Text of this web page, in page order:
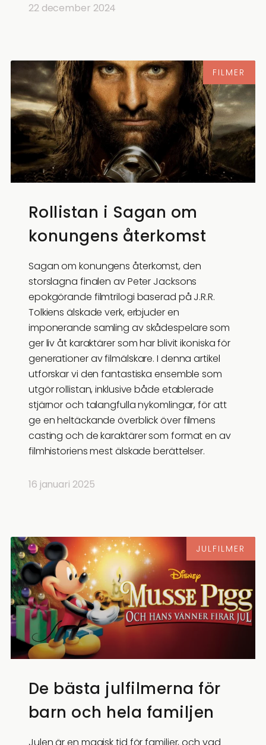
22 december 2024
FILMER
Rollistan i Sagan om
konungens återkomst
Sagan om konungens återkomst, den
storslagna finalen av Peter Jacksons
epokgörande filmtrilogi baserad på J.R.R.
Tolkiens älskade verk, erbjuder en
imponerande samling av skådespelare som
ger liv åt karaktärer som har blivit ikoniska för
generationer av filmälskare. I denna artikel
utforskar vi den fantastiska ensemble som
utgör rollistan, inklusive både etablerade
stjärnor och talangfulla nykomlingar, för att
ge en heltäckande överblick över filmens
casting och de karaktärer som format en av
filmhistoriens mest älskade berättelser.
16 januari 2025
JULFILMER
De bästa julfilmerna för
barn och hela familjen
Julen är en magisk tid för familjer, och vad